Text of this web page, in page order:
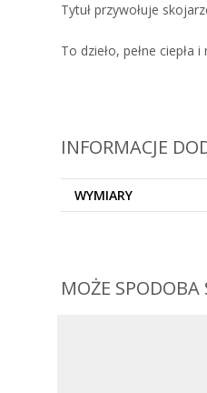
Tytuł przywołuje
To dzieło, pełne
INFORMACJE
WYMIARY
MOŻE